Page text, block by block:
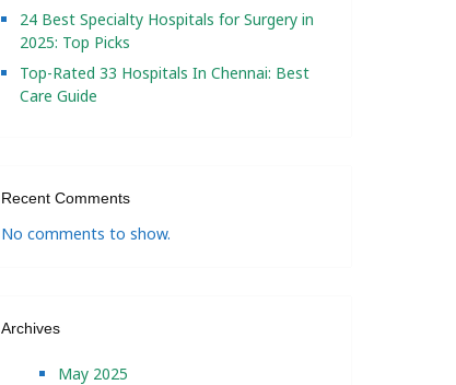
24 Best Specialty Hospitals for Surgery in
2025: Top Picks
Top-Rated 33 Hospitals In Chennai: Best
Care Guide
Recent Comments
No comments to show.
Archives
May 2025